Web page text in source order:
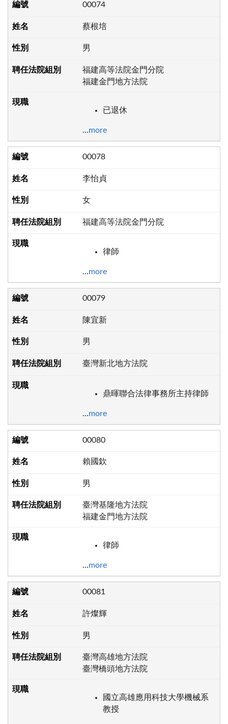
00074
蔡根培
男
福建高等法院金門分院
福建金門地方法院
已退休
...more
00078
李怡貞
女
福建高等法院金門分院
律師
...more
00079
陳宜新
男
臺灣新北地方法院
鼎暉聯合法律事務所主持律師
...more
00080
賴國欽
男
臺灣基隆地方法院
福建金門地方法院
律師
...more
00081
許燦輝
男
臺灣高雄地方法院
臺灣橋頭地方法院
國立高雄應用科技大學機械系
教授